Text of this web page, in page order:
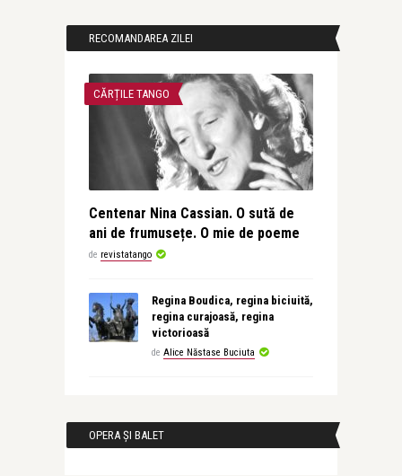
RECOMANDAREA ZILEI
CĂRȚILE TANGO
Centenar Nina Cassian. O sută de
ani de frumusețe. O mie de poeme
de revistatango
Regina Boudica, regina biciuită,
regina curajoasă, regina
victorioasă
de Alice Năstase Buciuta
OPERA ȘI BALET